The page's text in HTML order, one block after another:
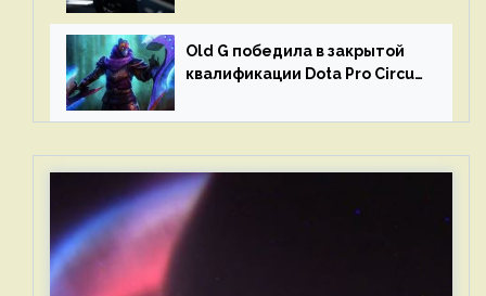
Old G победила в закрытой
квалификации Dota Pro Circuit